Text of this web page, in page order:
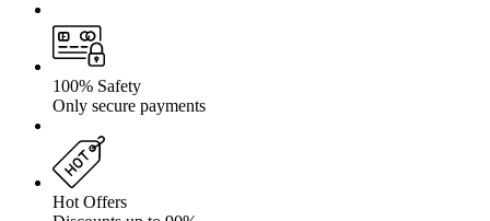
100% Safety
Only secure payments
Hot Offers